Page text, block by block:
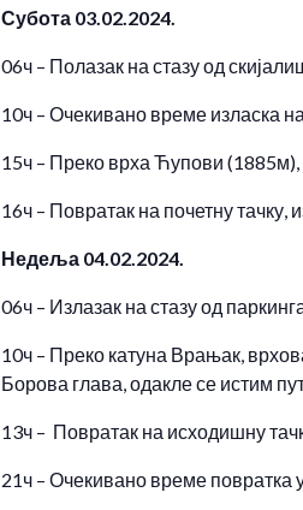
Субота 03.02.2024.
06ч – Полазак на стазу од
10ч – Очекивано време изласка
15ч – Преко врха Ћупови
16ч – Повратак на почетну
Недеља 04.02.2024.
06ч – Излазак на стазу од
10ч – Преко катуна Врањак,
Борова глава, одакле се истим
13ч – Повратак на исходишну
21ч – Очекивано време повратка